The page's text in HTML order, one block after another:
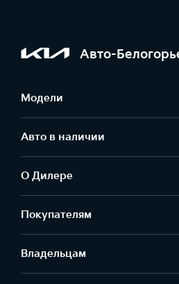
Авто-
Модели
Авто в наличии
О Дилере
Покупателям
Владельцам